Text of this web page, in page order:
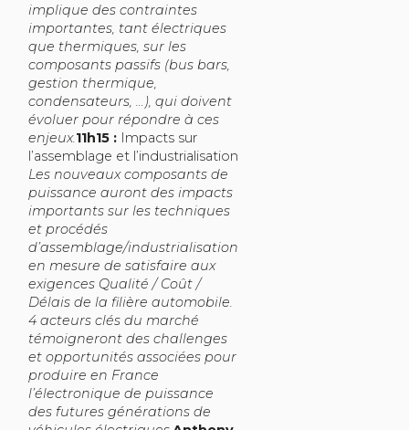
implique des contraintes
importantes, tant électriques
que thermiques, sur les
composants passifs (bus bars,
gestion thermique,
condensateurs, …), qui doivent
évoluer pour répondre à ces
enjeux.11h15 :Impacts sur
l’assemblage et l’industrialisation
Les nouveaux composants de
puissance auront des impacts
importants sur les techniques
et procédés
d’assemblage/industrialisation
en mesure de satisfaire aux
exigences Qualité / Coût /
Délais de la filière automobile.
4 acteurs clés du marché
témoigneront des challenges
et opportunités associées pour
produire en France
l’électronique de puissance
des futures générations de